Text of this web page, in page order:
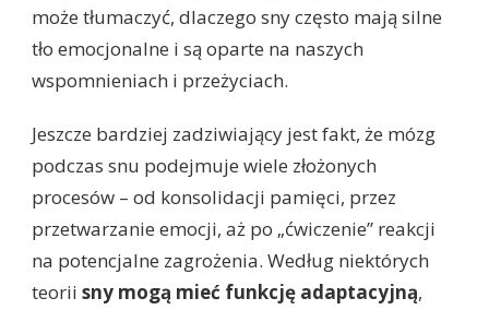
może tłumaczyć, dlaczego sny często mają silne
tło emocjonalne i są oparte na naszych
wspomnieniach i przeżyciach.
Jeszcze bardziej zadziwiający jest fakt, że mózg
podczas snu podejmuje wiele złożonych
procesów – od konsolidacji pamięci, przez
przetwarzanie emocji, aż po „ćwiczenie” reakcji
na potencjalne zagrożenia. Według niektórych
teorii sny mogą mieć funkcję adaptacyjną,